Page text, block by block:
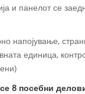
и панелот се
напојување,
единица,
8 посебни